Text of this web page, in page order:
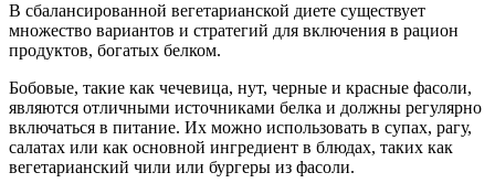
В сбалансированной вегетарианской диете существует
множество вариантов и стратегий для включения в рацион
продуктов, богатых белком.
Бобовые, такие как чечевица, нут, черные и красные фасоли,
являются отличными источниками белка и должны регулярно
включаться в питание. Их можно использовать в супах, рагу,
салатах или как основной ингредиент в блюдах, таких как
вегетарианский чили или бургеры из фасоли.